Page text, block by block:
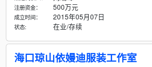
注册资金： 500万元
成立时间： 2015年05月07日
状态: 在业/存续
海口琼山依嫚迪服装工作室